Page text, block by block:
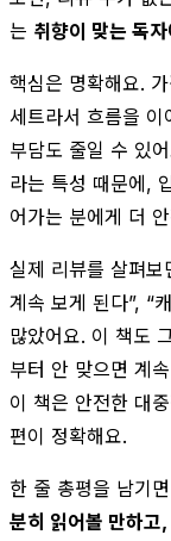
는 취향이 맞는 독
핵심은 명확해요.
세트라서 흐름을 이
부담도 줄일 수 있
라는 특성 때문에,
어가는 분에게 더
실제 리뷰를 살펴보
계속 보게 된다”, “
많았어요. 이 책도
부터 안 맞으면 계
이 책은 안전한 대
편이 정확해요.
한 줄 총평을 남기
분히 읽어볼 만하고